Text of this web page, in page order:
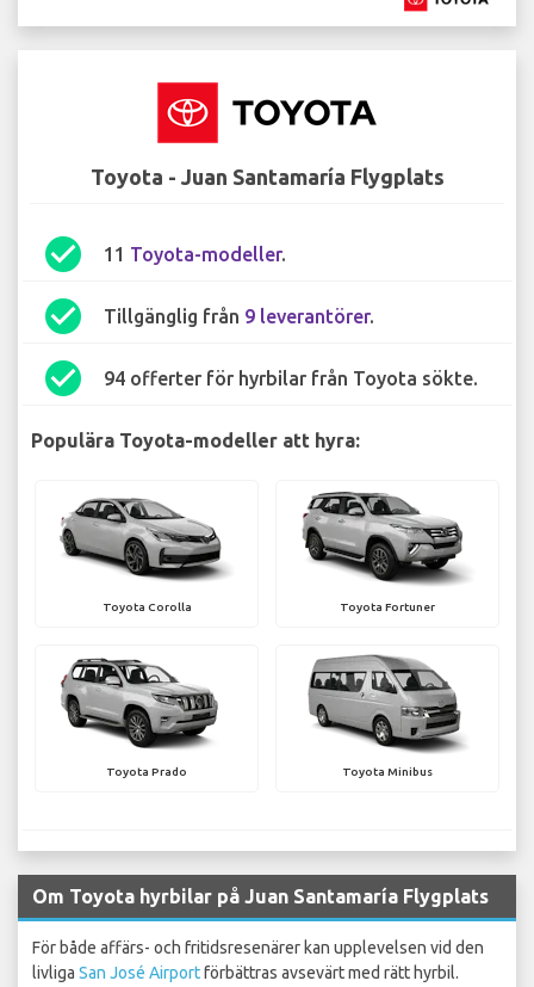
Toyota - Juan Santamaría Flygplats
check_circle 11 Toyota-modeller.
check_circle Tillgänglig från 9 leverantörer.
check_circle 94 offerter för hyrbilar från Toyota sökte.
Populära Toyota-modeller att hyra:
Toyota Corolla Toyota Fortuner
Toyota Prado Toyota Minibus
Om Toyota hyrbilar på Juan Santamaría Flygplats
För både affärs- och fritidsresenärer kan upplevelsen vid den
livliga San José Airportförbättras avsevärt med rätt hyrbil.